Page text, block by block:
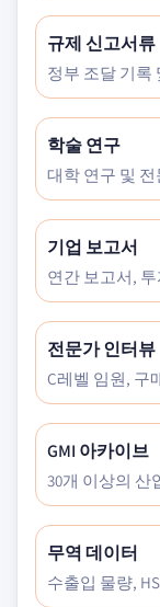
규제 신고서류
정부 조달 기록
학술 연구
대학 연구 및
기업 보고서
연간 보고서,
전문가 인터뷰
C레벨 임원, 구
GMI 아카이브
30개 이상의 산
무역 데이터
수출입 물량,